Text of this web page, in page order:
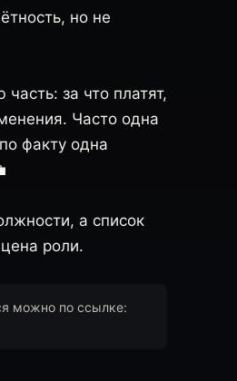
но не
за что платят,
Часто одна
факту одна
а список
роли.
можно по ссылке: